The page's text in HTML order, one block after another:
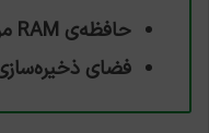
حافظه‌ی RAM مورد نیاز
فضای